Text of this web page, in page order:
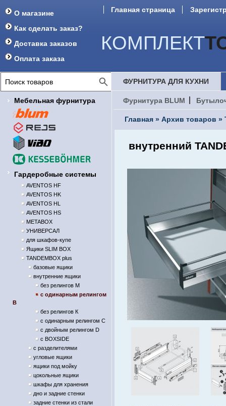
О магазине
Как сделать заказ?
Доставка заказов
Оплата заказа
Главная страница
КОМПЛЕКТ
Мебельная фурнитура
Гардеробные системы
AVENTOS HF
AVENTOS HK
AVENTOS HL
AVENTOS HS
METABOX
УНИВЕРСАЛ
для шкафов-купе
Ящики SLIM BOX
TANDEMBOX plus
базовые ящики
внутренние ящики
без релингов М
с одинарным релингом
В
без релингов К
с одинарным релингом С
с двойным релингом D
с BOXSIDE
с разделителями
угловые ящики
ящики под мойку
цокольные ящики
шкафы для хранения
дно и задние стенки
задние стенки из стали
ФУРНИТУРА ДЛЯ КУХНИ
Фурнитура BLUM
Главная » Архив товаров »
внутренний